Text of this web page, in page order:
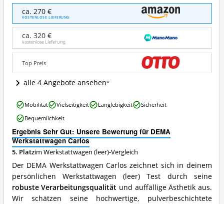
DEMA
Werkstattwagen
Carlos
Angebote:
ist
dieser
Werkstattwagen
(leer)
erhältlich?
ca. 270 €
KOSTENLOSE LIEFERUNG
ca. 320 €
kostenlose Lieferung
Top Preis
alle 4 Angebote ansehen
Ergebnis Sehr Gut: Unsere Bewertung für DEMA
Werkstattwagen Carlos
5. Platzim Werkstattwagen (leer)-Vergleich
Der DEMA Werkstattwagen Carlos zeichnet sich in deinem
persönlichen Werkstattwagen (leer) Test durch seine
robuste Verarbeitungsqualität und auffällige Ästhetik aus.
Wir schätzen seine hochwertige, pulverbeschichtete
DEMA
Werkstattwagen
Carlos
Vorteile:
Was
spricht
für
diesen
Werkstattwagen
(leer)?
Mobilität Vielseitigkeit Langlebigkeit
Sicherheit
Bequemlichkeit